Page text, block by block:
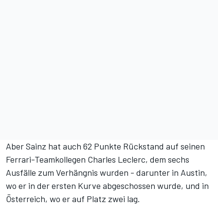
Aber Sainz hat auch 62 Punkte Rückstand auf seinen
Ferrari-Teamkollegen Charles Leclerc, dem sechs
Ausfälle zum Verhängnis wurden - darunter in Austin,
wo er in der ersten Kurve abgeschossen wurde, und in
Österreich, wo er auf Platz zwei lag.